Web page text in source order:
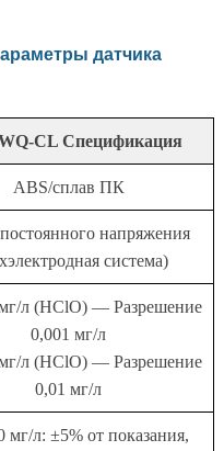
датчика
CL Спецификация
ABS/сплав ПК
напряжения
система)
л (HClO) — Разрешение
0,001 мг/л
л (HClO) — Разрешение
0,01 мг/л
мг/л: ±5% от показания,